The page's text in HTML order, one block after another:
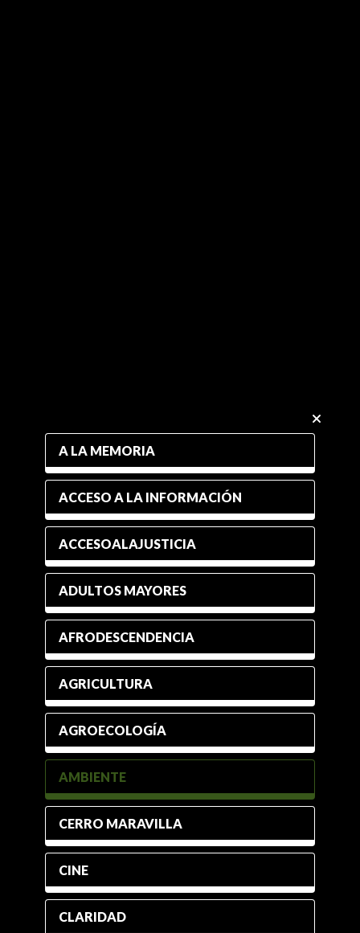
A LA MEMORIA
ACCESO A LA INFORMACIÓN
ACCESOALAJUSTICIA
ADULTOS MAYORES
AFRODESCENDENCIA
AGRICULTURA
AGROECOLOGÍA
AMBIENTE
CERRO MARAVILLA
CINE
CLARIDAD